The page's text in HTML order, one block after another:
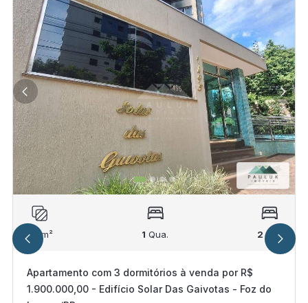
311m² 1 Qua. 2Suí.
Apartamento com 3 dormitórios à venda por R$
1.900.000,00 - Edifício Solar Das Gaivotas - Foz do